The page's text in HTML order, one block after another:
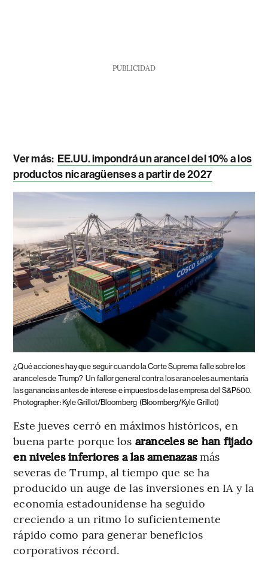
PUBLICIDAD
Ver más: EE.UU. impondrá un arancel del 10% a los
productos nicaragüenses a partir de 2027
¿Qué acciones hay que seguir cuando la Corte Suprema falle sobre los
aranceles de Trump? Un fallor general contra los aranceles aumentaría
las ganancias antes de interese e impuestos de las empresa del S&P500.
Photographer: Kyle Grillot/Bloomberg (Bloomberg/Kyle Grillot)
Este jueves cerró en máximos históricos, en
buena parte porque los aranceles se han fijado
en niveles inferiores a las amenazasmás
severas de Trump, al tiempo que se ha
producido un auge de las inversiones en IA y la
economía estadounidense ha seguido
creciendo a un ritmo lo suficientemente
rápido como para generar beneficios
corporativos récord.